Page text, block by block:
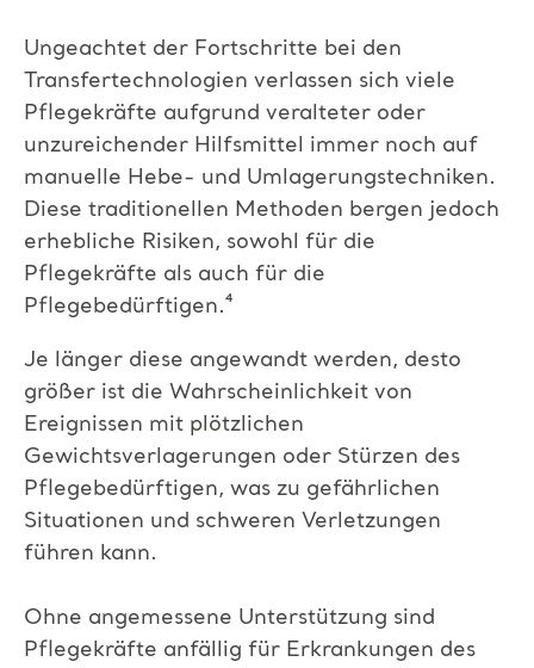
Ungeachtet der Fortschritte bei den
Transfertechnologien verlassen sich viele
Pflegekräfte aufgrund veralteter oder
unzureichender Hilfsmittel immer noch auf
manuelle Hebe- und Umlagerungstechniken.
Diese traditionellen Methoden bergen jedoch
erhebliche Risiken, sowohl für die
Pflegekräfte als auch für die
Pflegebedürftigen.⁴
Je länger diese angewandt werden, desto
größer ist die Wahrscheinlichkeit von
Ereignissen mit plötzlichen
Gewichtsverlagerungen oder Stürzen des
Pflegebedürftigen, was zu gefährlichen
Situationen und schweren Verletzungen
führen kann.
Ohne angemessene Unterstützung sind
Pflegekräfte anfällig für Erkrankungen des